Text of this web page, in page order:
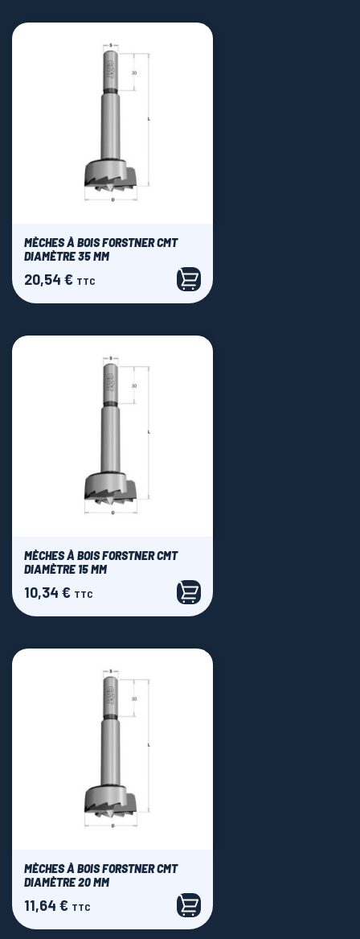
MÈCHES À BOIS FORSTNER CMT
DIAMÈTRE 35 MM
Prix
20,54 € TTC
MÈCHES À BOIS FORSTNER CMT
DIAMÈTRE 15 MM
Prix
10,34 € TTC
MÈCHES À BOIS FORSTNER CMT
DIAMÈTRE 20 MM
Prix
11,64 € TTC